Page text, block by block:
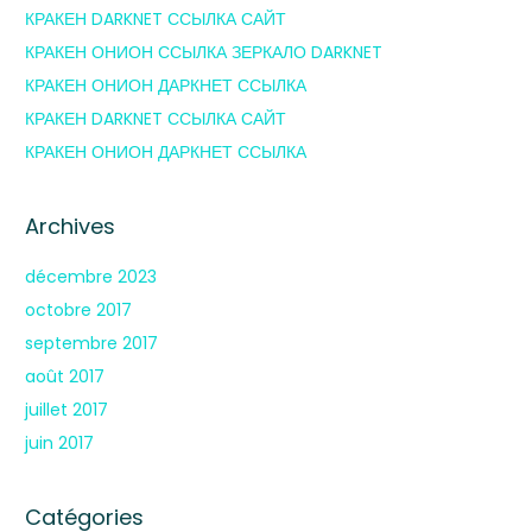
КРАКЕН DARKNET ССЫЛКА САЙТ
КРАКЕН ОНИОН ССЫЛКА ЗЕРКАЛО DARKNET
КРАКЕН ОНИОН ДАРКНЕТ ССЫЛКА
КРАКЕН DARKNET ССЫЛКА САЙТ
КРАКЕН ОНИОН ДАРКНЕТ ССЫЛКА
Archives
décembre 2023
octobre 2017
septembre 2017
août 2017
juillet 2017
juin 2017
Catégories